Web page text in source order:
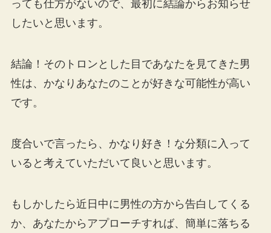
っても仕方がないので、最初に結論からお知らせ
したいと思います。
結論！そのトロンとした目であなたを見てきた男
性は、かなりあなたのことが好きな可能性が高い
です。
度合いで言ったら、かなり好き！な分類に入って
いると考えていただいて良いと思います。
もしかしたら近日中に男性の方から告白してくる
か、あなたからアプローチすれば、簡単に落ちる